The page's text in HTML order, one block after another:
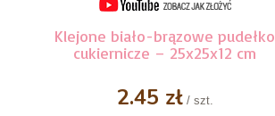
Klejone biało-brązowe pudełko
cukiernicze – 25x25x12 cm
2.45 zł/ szt.